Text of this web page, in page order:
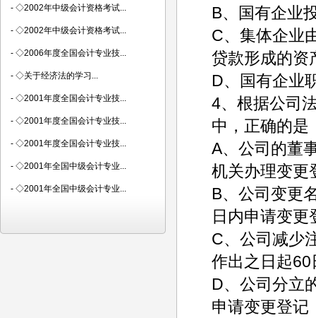
B、国有企业
C、集体企业
贷款形成的资
D、国有企业
4、根据公司
中，正确的是
A、公司的董
机关办理变更
B、公司变更
日内申请变更
C、公司减少
作出之日起
D、公司分立
申请变更登记
- ◇2002年中级会计资格考试...
- ◇2002年中级会计资格考试...
- ◇2006年度全国会计专业技...
- ◇关于经济法的学习...
- ◇2001年度全国会计专业技...
- ◇2001年度全国会计专业技...
- ◇2001年度全国会计专业技...
- ◇2001年全国中级会计专业...
- ◇2001年全国中级会计专业...